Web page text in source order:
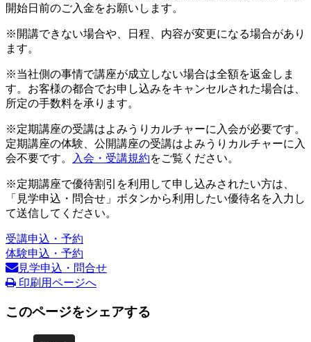
開始日前のご入金をお願いします。
※開講できない場合や、日程、内容が変更になる場合があり
ます。
※当社側の事情で講座が成立しない場合は全額を返金しま
す。お客様の都合でお申し込みをキャンセルされた場合は、
所定の手数料を承ります。
※定期講座の受講はよみうりカルチャーに入会が必要です。
定期講座の体験、公開講座の受講はよみうりカルチャーに入
会不要です。
入会・受講規約をご覧ください。
※定期講座で優待割引を利用して申し込みされたい方は、
「見学申込・問合せ」ボタンから利用したい優待名を入力し
て送信してください。
受講申込・予約
体験申込・予約
見学申込・問合せ
印刷用ページへ
このページをシェアする